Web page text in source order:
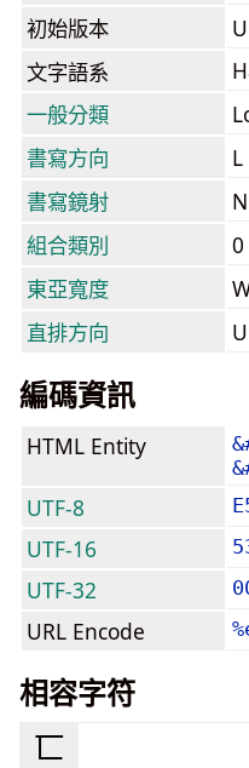
初始版本
文字語系
一般分類
書寫方向
書寫鏡射
組合類別
東亞寬度
直排方向
編碼資訊
HTML Entity
UTF-8
UTF-16
UTF-32
URL Encode
相容字符
⼖